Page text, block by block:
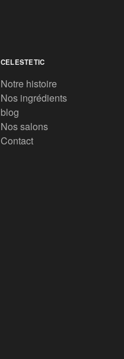
CELESTETIC
Notre histoire
Nos ingrédients
blog
Nos salons
Contact